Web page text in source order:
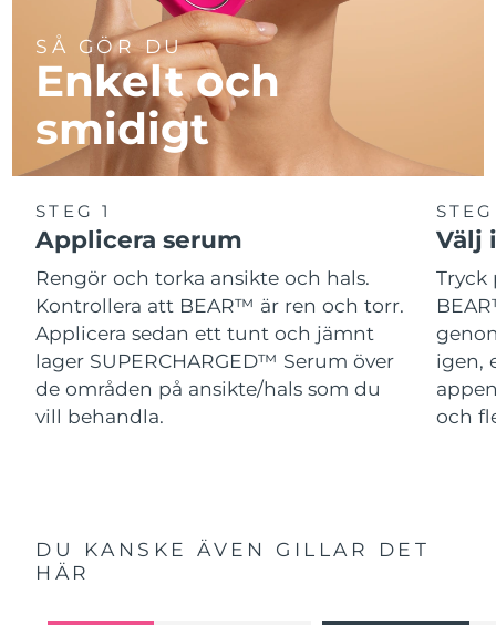
SÅ GÖR DU
Enkelt och
smidigt
STEG 1
Applicera serum
Rengör och torka ansikte och hals.
Kontrollera att BEAR™ är ren och torr.
Applicera sedan ett tunt och jämnt
lager SUPERCHARGED™ Serum över
de områden på ansikte/hals som du
vill behandla.
Välj
Tryck
igen,
och
DU KANSKE ÄVEN GILLAR DET
HÄR